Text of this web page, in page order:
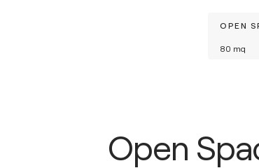
OPEN
80 mq
Open